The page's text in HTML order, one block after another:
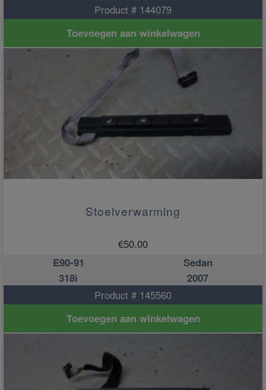
Product # 144079
Toevoegen aan winkelwagen
Stoelverwarming
€50.00
E90-91
Sedan
318i
2007
Product # 145560
Toevoegen aan winkelwagen